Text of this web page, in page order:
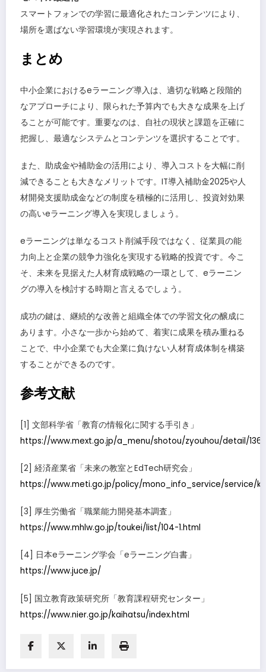
スマートフォンでの学習に最適化されたコンテンツにより、
場所を選ばない学習環境が実現されます。
まとめ
中小企業におけるeラーニング導入は、適切な戦略と段階的
なアプローチにより、限られた予算内でも大きな成果を上げ
ることが可能です。重要なのは、自社の現状と課題を正確に
把握し、最適なシステムとコンテンツを選択することです。
また、助成金や補助金の活用により、導入コストを大幅に削
減できることも大きなメリットです。IT導入補助金2025や人
材開発支援助成金などの制度を積極的に活用し、投資対効果
の高いeラーニング導入を実現しましょう。
eラーニングは単なるコスト削減手段ではなく、従業員の能
力向上と企業の競争力強化を実現する戦略的投資です。今こ
そ、未来を見据えた人材育成戦略の一環として、eラーニン
グの導入を検討する時期と言えるでしょう。
成功の鍵は、継続的な改善と組織全体での学習文化の醸成に
あります。小さな一歩から始めて、着実に成果を積み重ねる
ことで、中小企業でも大企業に負けない人材育成体制を構築
することができるのです。
参考文献
[1] 文部科学省「教育の情報化に関する手引き」
https://www.mext.go.jp/a_menu/shotou/zyouhou/detail/
[2] 経済産業省「未来の教室とEdTech研究会」
https://www.meti.go.jp/policy/mono_info_service/service/
[3] 厚生労働省「職業能力開発基本調査」
https://www.mhlw.go.jp/toukei/list/104-1.html
[4] 日本eラーニング学会「eラーニング白書」
https://www.juce.jp/
[5] 国立教育政策研究所「教育課程研究センター」
https://www.nier.go.jp/kaihatsu/index.html